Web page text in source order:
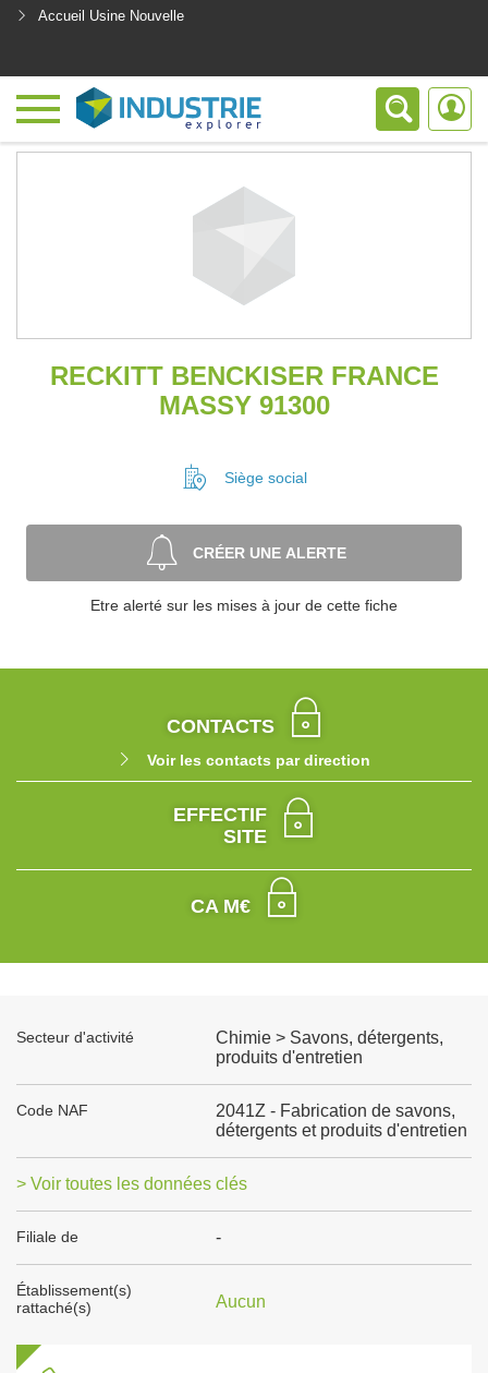
Accueil Usine Nouvelle
RECKITT BENCKISER FRANCE
MASSY 91300
Siège social
CRÉER UNE ALERTE
Etre alerté sur les mises à jour de cette fiche
CONTACTS
Voir les contacts par direction
EFFECTIF
SITE
CA M€
Secteur d'activité
Chimie > Savons, détergents,
produits d'entretien
Code NAF
2041Z - Fabrication de savons,
détergents et produits d'entretien
> Voir toutes les données clés
Filiale de -
Établissement(s)
rattaché(s)
Aucun